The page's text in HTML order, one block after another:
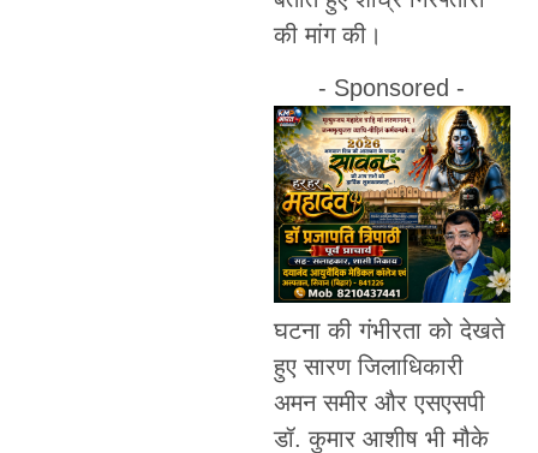
की मांग की।
- Sponsored -
घटना की गंभीरता को देखते
हुए सारण जिलाधिकारी
अमन समीर और एसएसपी
डॉ. कुमार आशीष भी मौके